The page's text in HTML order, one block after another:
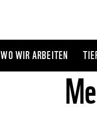
WO WIR ARBEITEN